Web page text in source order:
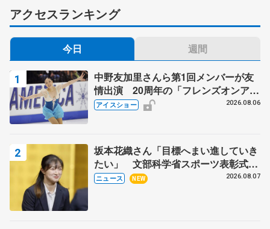
アクセスランキング
今日 週間
中野友加里さんら第1回メンバーが友
情出演 20周年の「フレンズオンアイ
ス」 宮本賢二さん、有川梨絵さん、
アイスショー 2026.08.06
坂本花織さん「目標へまい進していき
たい」 文部科学省スポーツ表彰式で
代表謝辞
ニュース NEW 2026.08.07